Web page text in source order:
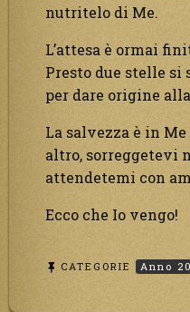
nutritelo di Me.
L’attesa è ormai
Presto due stelle si
per dare origine
La salvezza è in
altro, sorreggetevi
attendetemi con
Ecco che Io vengo!
CATEGORIE Anno